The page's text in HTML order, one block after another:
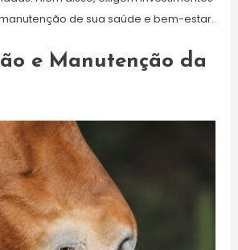
de sua saúde e bem-estar.
e Manutenção da